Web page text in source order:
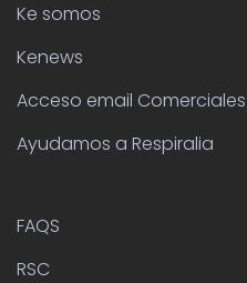
Ke somos
Kenews
Acceso email Comerciales
Ayudamos a Respiralia
FAQS
RSC